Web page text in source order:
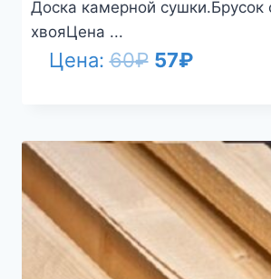
Доска камерной сушки.Брусок
хвояЦена ...
Цена:60₽
60₽.
57₽Текущая